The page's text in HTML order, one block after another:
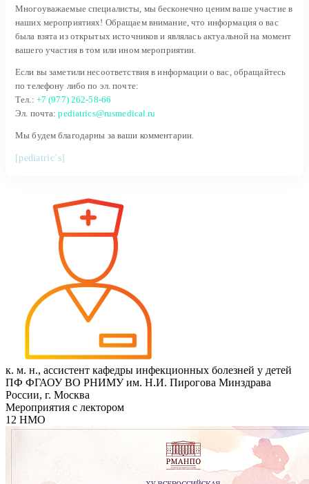
Многоуважаемые специалисты, мы бесконечно ценим ваше участие в
наших мероприятиях! Обращаем внимание, что информация о вас
была взята из открытых источников и являлась актуальной на момент
вашего участия в том или ином мероприятии.
Если вы заметили несоответствия в информации о вас, обращайтесь
по телефону либо по эл. почте:
Тел.: +7 (977) 262-58-66
Эл. почта:pediatrics@rusmedical.ru
Мы будем благодарны за ваши комментарии.
[pediatric`s]
к. м. н., ассистент кафедры инфекционных болезней у детей
ПФ ФГАОУ ВО РНИМУ им. Н.И. Пирогова Минздрава
России, г. Москва
Мероприятия с лектором
12 НМО